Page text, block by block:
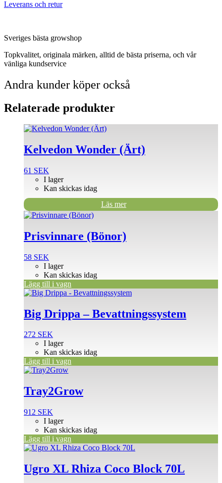
Leverans och retur
Sveriges bästa growshop
Topkvalitet, originala märken, alltid de bästa priserna, och vår
vänliga kundservice
Andra kunder köper också
Relaterade produkter
Kelvedon Wonder (Ärt)
61 SEK
I lager
Kan skickas idag
Läs mer
Prisvinnare (Bönor)
58 SEK
I lager
Kan skickas idag
Lägg till i vagn
Big Drippa – Bevattningssystem
272 SEK
I lager
Kan skickas idag
Lägg till i vagn
Tray2Grow
912 SEK
I lager
Kan skickas idag
Lägg till i vagn
Ugro XL Rhiza Coco Block 70L